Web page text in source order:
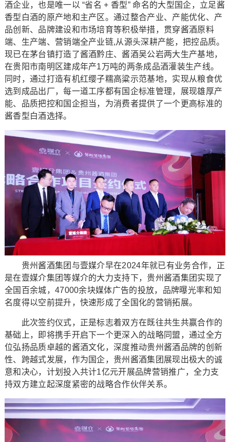
酒企业，也是唯一以 “省名 + 香型” 命名的大型国企，立足酱
香型白酒的原产地和主产区。通过整合产业、产能优化、产
品创新、品牌建设和市场培育等积极举措，贯穿酱酒原料
端、生产端、营销端全产业链,从源头深耕产能，把控品质。
现已在茅台镇打造了酱酒黔庄、酱酒吴公岩两大生产基地，
在贵阳市南明区建成年产1万吨的两条成品酒灌装生产线。
同时，通过打造有机红缨子糯高粱示范基地，实现从粮食优
选到成品出厂，每一道工序都有国企标准管理，展现雄厚产
能、品质把控和国企担当，为消费者提供了一个更高标准的
酱香型白酒选择。
贵州酱酒集团与壹媒介早在2024年就已有业务合作，正
是在壹媒介集团等媒介的大力支持下，贵州酱酒集团实现了
全国百余城，47000余块媒体广告的投放，品牌曝光率和知
名度得以空前提升，快速形成了全国化的营销拓展。
此次签约仪式，正是标志着双方在既往共生共赢合作的
基础上，即将携手开启下一个更深入的战略同盟，通过全方
位弘扬品质卓越的酱酒文化，深度推动贵州酱酒品牌的创新
性、跨越式发展，作为国企，贵州酱酒集团展现出极大的诚
意和决心，计划投入共计1亿元开展品牌营销推广，全力支
持双方建立起深度紧密的战略合作伙伴关系。